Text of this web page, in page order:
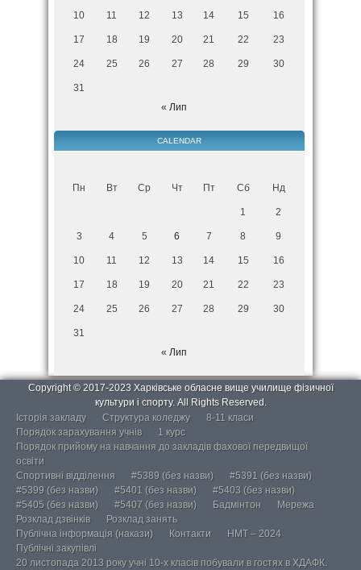
10 11 12 13 14 15 16
17 18 19 20 21 22 23
24 25 26 27 28 29 30
31
« Лип
CALENDAR
Пн Вт Ср Чт Пт Сб Нд
1 2
3 4 5 6 7 8 9
10 11 12 13 14 15 16
17 18 19 20 21 22 23
24 25 26 27 28 29 30
31
« Лип
Copyright © 2017-2023 Харківське обласне вище училище фізичної
культури і спорту. All Rights Reserved.
Історія закладу
Структура коледжу
8-11 класи
Порядок зарахування учнів
1 курс
Порядок прийому на навчання до закладів фахової передвищої
освіти
Спортивні відділення
#5389 (без назви)
#5391 (без назви)
#5399 (без назви)
#5401 (без назви)
#5403 (без назви)
#5405 (без назви)
#5407 (без назви) Бадмінтон
Мережа
Розклад дзвінків
Розклад занять
Публічна інформація (накази)
Контакти
НМТ – 2024
Публічні закупівлі
20 листопада 2013 року учні 10-х класів побували в гостях в ХДАФК.